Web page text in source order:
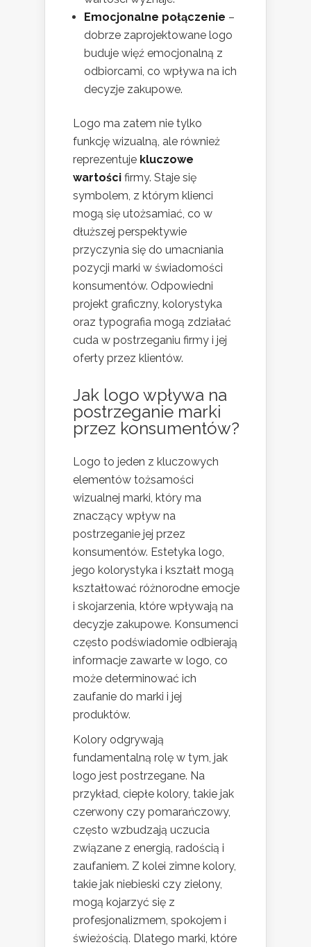
Emocjonalne połączenie –
dobrze zaprojektowane logo
buduje więź emocjonalną z
odbiorcami, co wpływa na ich
decyzje zakupowe.
Logo ma zatem nie tylko
funkcję wizualną, ale również
reprezentuje kluczowe
wartości firmy. Staje się
symbolem, z którym klienci
mogą się utożsamiać, co w
dłuższej perspektywie
przyczynia się do umacniania
pozycji marki w świadomości
konsumentów. Odpowiedni
projekt graficzny, kolorystyka
oraz typografia mogą zdziałać
cuda w postrzeganiu firmy i jej
oferty przez klientów.
Jak logo wpływa na
postrzeganie marki
przez konsumentów?
Logo to jeden z kluczowych
elementów tożsamości
wizualnej marki, który ma
znaczący wpływ na
postrzeganie jej przez
konsumentów. Estetyka logo,
jego kolorystyka i kształt mogą
kształtować różnorodne emocje
i skojarzenia, które wpływają na
decyzje zakupowe. Konsumenci
często podświadomie odbierają
informacje zawarte w logo, co
może determinować ich
zaufanie do marki i jej
produktów.
Kolory odgrywają
fundamentalną rolę w tym, jak
logo jest postrzegane. Na
przykład, ciepłe kolory, takie jak
czerwony czy pomarańczowy,
często wzbudzają uczucia
związane z energią, radością i
zaufaniem. Z kolei zimne kolory,
takie jak niebieski czy zielony,
mogą kojarzyć się z
profesjonalizmem, spokojem i
świeżością. Dlatego marki, które